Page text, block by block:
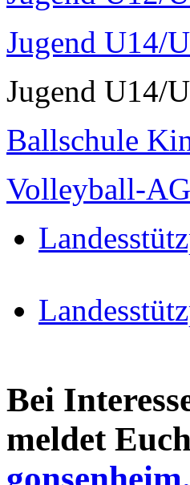
Jugend U14/
Jugend U14/
Ballschule
Volleyball-
Bei
meldet